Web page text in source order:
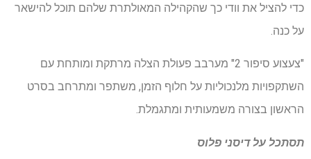
כדי להציל את וודי כך שהקהילה המאולתרת שלהם תוכל להישאר
על כנה.
"צעצוע סיפור 2" מערבב פעולת הצלה מרתקת ומותחת עם
השתקפויות מלנכוליות על חלוף הזמן, משתפר ומתרחב בסרט
הראשון בצורה משמעותית ומתגמלת.
תסתכל עלדיסני פלוס